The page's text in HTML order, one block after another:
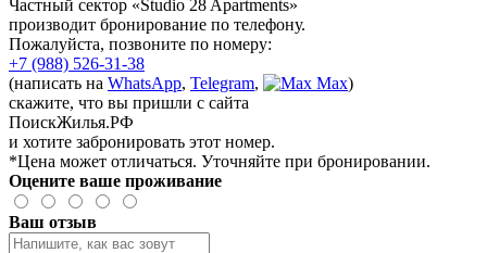
Частный сектор «Studio 28 Apartments»
производит бронирование по телефону.
Пожалуйста, позвоните по номеру:
+7 (988) 526-31-38
(написать на WhatsApp, Telegram, Max)
скажите, что вы пришли с сайта
ПоискЖилья.РФ
и хотите забронировать этот номер.
*Цена может отличаться. Уточняйте при бронировании.
Оцените ваше проживание
Ваш отзыв